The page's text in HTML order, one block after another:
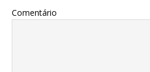
Comentário